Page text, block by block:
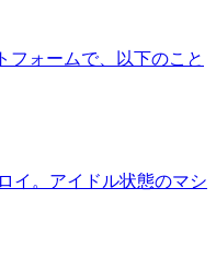
フォームで、以下のこと
イ。アイドル状態のマシ